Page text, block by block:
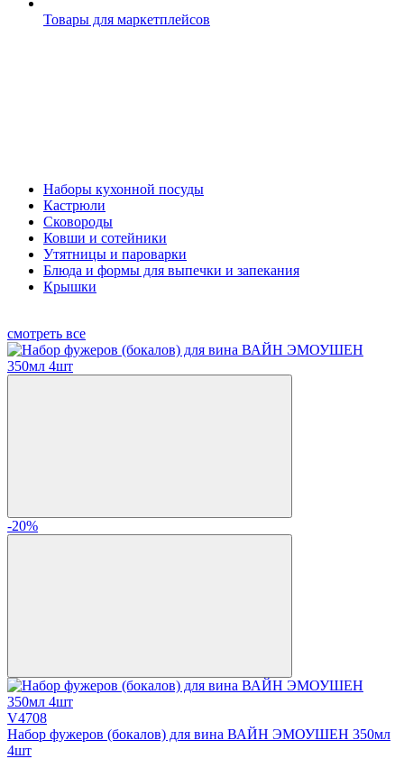
Товары для маркетплейсов
Наборы кухонной посуды
Кастрюли
Сковороды
Ковши и сотейники
Утятницы и пароварки
Блюда и формы для выпечки и запекания
Крышки
смотреть все
-20%
V4708
Набор фужеров (бокалов) для вина ВАЙН ЭМОУШЕН 350мл
4шт